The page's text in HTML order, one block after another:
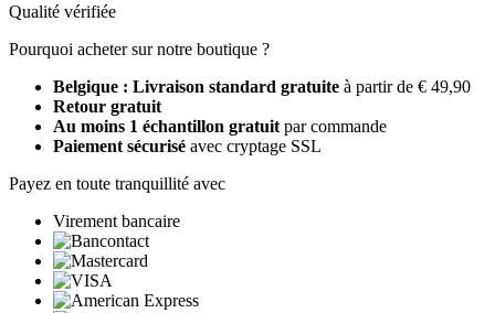
Qualité vérifiée
Pourquoi acheter sur notre boutique ?
Belgique : Livraison standard gratuite à partir de € 49,90
Retour gratuit
Au moins 1 échantillon gratuit par commande
Paiement sécurisé avec cryptage SSL
Payez en toute tranquillité avec
Virement bancaire